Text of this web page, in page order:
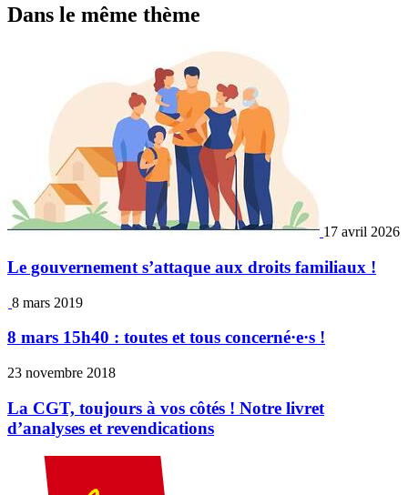
Dans le même thème
17 avril 2026
Le gouvernement s’attaque aux droits familiaux !
8 mars 2019
8 mars 15h40 : toutes et tous concerné·e·s !
23 novembre 2018
La CGT, toujours à vos côtés ! Notre livret
d’analyses et revendications